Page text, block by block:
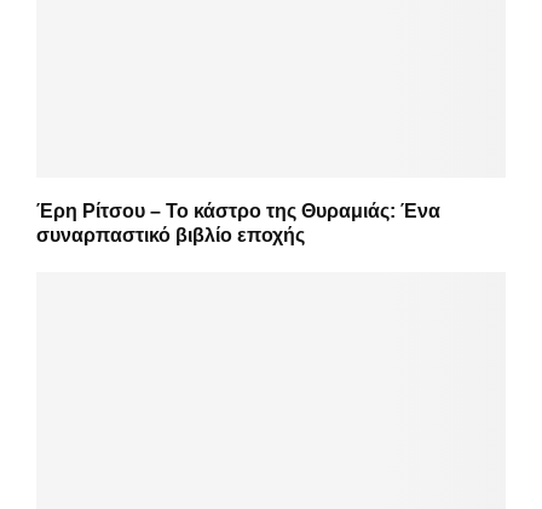
Έρη Ρίτσου – Το κάστρο της Θυραμιάς: Ένα
συναρπαστικό βιβλίο εποχής